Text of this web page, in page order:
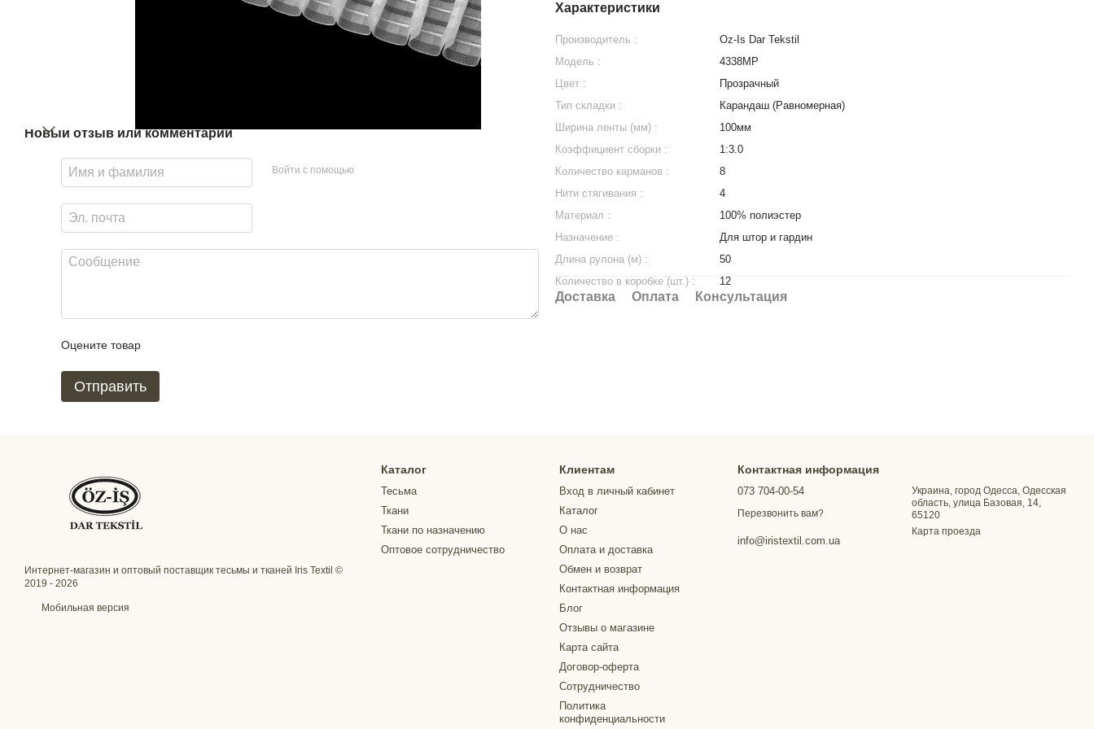
Новый отзыв или комментарий
Войти с помощью
Оцените товар
Отправить
Характеристики
Производитель :
Oz-Is Dar Tekstil
Модель :
4338МР
Цвет :
Прозрачный
Тип складки :
Карандаш (Равномерная)
Ширина ленты (мм) :
100мм
Коэффициент сборки :
1:3.0
Количество карманов :
8
Нити стягивания :
4
Материал :
100% полиэстер
Назначение :
Для штор и гардин
Длина рулона (м) :
50
Количество в коробке (шт.) :
12
Доставка Оплата Консультация
Интернет-магазин и оптовый поставщик тесьмы и тканей Iris Textil ©
2019 - 2026
Мобильная версия
Каталог
Тесьма
Ткани
Ткани по назначению
Оптовое сотрудничество
Клиентам
Вход в личный кабинет
Каталог
О нас
Оплата и доставка
Обмен и возврат
Контактная информация
Блог
Отзывы о магазине
Карта сайта
Договор-оферта
Сотрудничество
Политика
конфиденциальности
Контактная информация
073 704-00-54
Перезвонить вам?
info@iristextil.com.ua
Украина, город Одесса, Одесская
область, улица Базовая, 14,
65120
Карта проезда